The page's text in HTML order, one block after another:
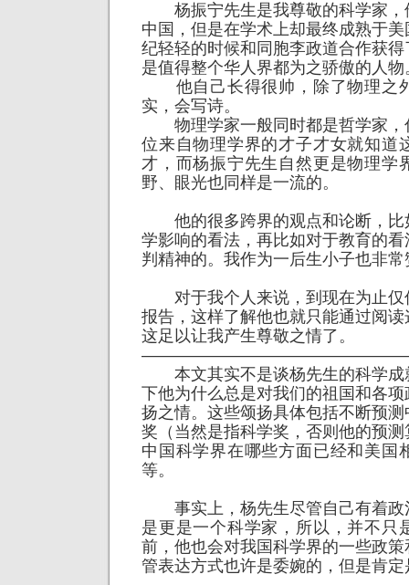
杨振宁先生是我尊敬的科学家，
中国，但是在学术上却最终成熟于
纪轻轻的时候和同胞李政道合作获
是值得整个华人界都为之骄傲的人物
他自己长得很帅，除了物理之
实，会写诗。
物理学家一般同时都是哲学家，
位来自物理学界的才子才女就知道
才，而杨振宁先生自然更是物理学
野、眼光也同样是一流的。
他的很多跨界的观点和论断，比
学影响的看法，再比如对于教育的
判精神的。我作为一后生小子也非常
对于我个人来说，到现在为止仅
报告，这样了解他也就只能通过阅
这足以让我产生尊敬之情了。
本文其实不是谈杨先生的科学成
下他为什么总是对我们的祖国和各
扬之情。这些颂扬具体包括不断预
奖（当然是指科学奖，否则他的预
中国科学界在哪些方面已经和美国
等。
事实上，杨先生尽管自己有着政
是更是一个科学家，所以，并不只
前，他也会对我国科学界的一些政
管表达方式也许是委婉的，但是肯